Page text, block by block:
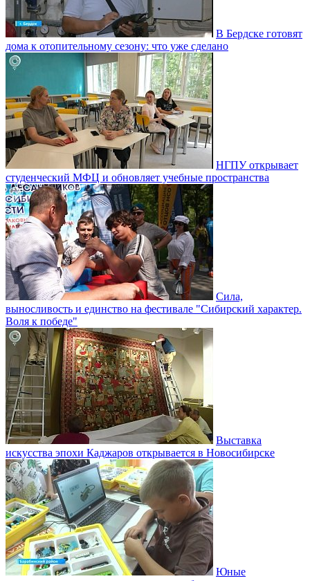
В Бердске готовят
дома к отопительному сезону: что уже сделано
НГПУ открывает
студенческий МФЦ и обновляет учебные пространства
Сила,
выносливость и единство на фестивале "Сибирский характер.
Воля к победе"
Выставка
искусства эпохи Каджаров открывается в Новосибирске
Юные